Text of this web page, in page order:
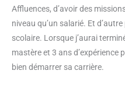
Affluences, d’avoir des
niveau qu’un salarié. Et
scolaire. Lorsque j’aurai
mastère et 3 ans d’expérience
bien démarrer sa carrière.